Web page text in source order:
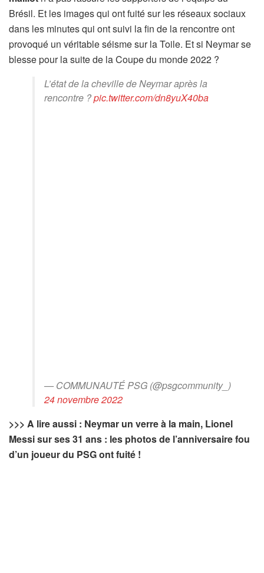
Brésil. Et les images qui ont fuité sur les réseaux sociaux
dans les minutes qui ont suivi la fin de la rencontre ont
provoqué un véritable séisme sur la Toile. Et si Neymar se
blesse pour la suite de la Coupe du monde 2022 ?
L’état de la cheville de Neymar après la
rencontre ?pic.twitter.com/dn8yuX40ba
— COMMUNAUTÉ PSG (@psgcommunity_)
24 novembre 2022
>>> A lire aussi : Neymar un verre à la main, Lionel
Messi sur ses 31 ans : les photos de l’anniversaire fou
d’un joueur du PSG ont fuité !